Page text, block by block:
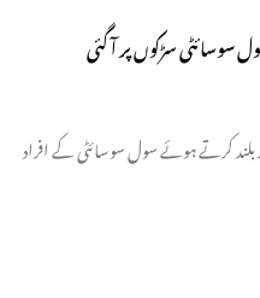
سوسائٹی سڑکوں پر آ گئی
کرتے ہوئے سول سوسائٹی کے افراد